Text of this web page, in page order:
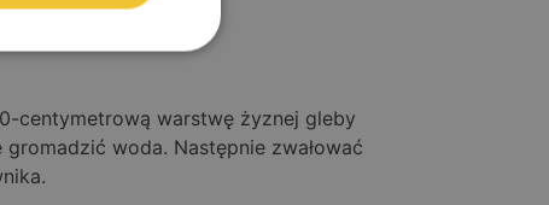
centymetrową warstwę żyznej gleby
woda. Następnie zwałować